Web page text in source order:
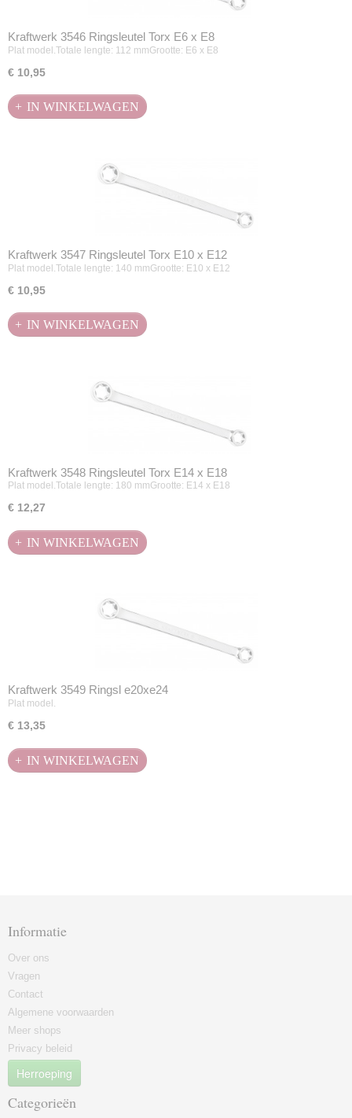
Kraftwerk 3546 Ringsleutel Torx E6 x E8
Plat model.Totale lengte: 112 mmGrootte: E6 x E8
€ 10,95
IN WINKELWAGEN
Kraftwerk 3547 Ringsleutel Torx E10 x E12
Plat model.Totale lengte: 140 mmGrootte: E10 x E12
€ 10,95
IN WINKELWAGEN
Kraftwerk 3548 Ringsleutel Torx E14 x E18
Plat model.Totale lengte: 180 mmGrootte: E14 x E18
€ 12,27
IN WINKELWAGEN
Kraftwerk 3549 Ringsl e20xe24
Plat model.
€ 13,35
IN WINKELWAGEN
Informatie
Over ons
Vragen
Contact
Algemene voorwaarden
Meer shops
Privacy beleid
Herroeping
Categorieën